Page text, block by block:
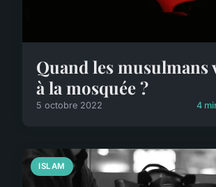
Quand les
à la mosquée ?
5 octobre 2022 4
ISLAM